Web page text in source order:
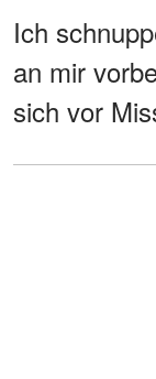
Ich
an mir
sich vor